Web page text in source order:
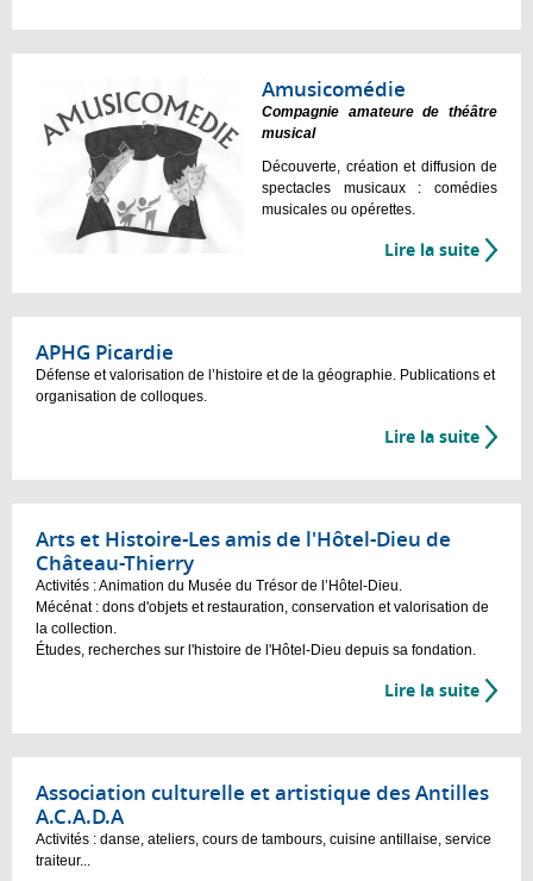
Amusicomédie
Compagnie amateure de théâtre
musical
Découverte, création et diffusion de
spectacles musicaux : comédies
musicales ou opérettes.
Lire la suite
APHG Picardie
Défense et valorisation de l’histoire et de la géographie. Publications et
organisation de colloques.
Lire la suite
Arts et Histoire-Les amis de l'Hôtel-Dieu de
Château-Thierry
Activités : Animation du Musée du Trésor de l’Hôtel-Dieu.
Mécénat : dons d'objets et restauration, conservation et valorisation de
la collection.
Études, recherches sur l'histoire de l'Hôtel-Dieu depuis sa fondation.
Lire la suite
Association culturelle et artistique des Antilles
A.C.A.D.A
Activités : danse, ateliers, cours de tambours, cuisine antillaise, service
traiteur...